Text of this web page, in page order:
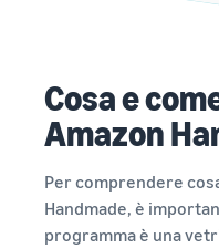
Cosa e
Amazon
Per comprendere
Handmade, è
programma è una